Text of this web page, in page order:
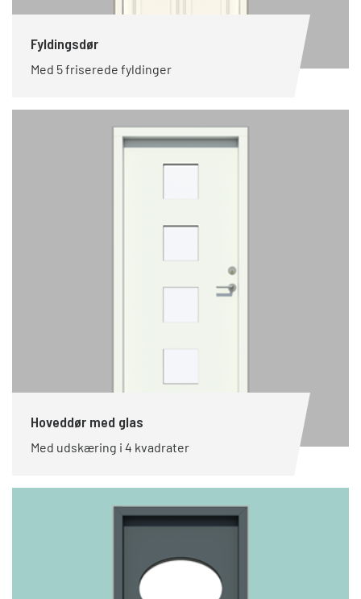
Fyldingsdør
Med 5 friserede fyldinger
Hoveddør med glas
Med udskæring i 4 kvadrater